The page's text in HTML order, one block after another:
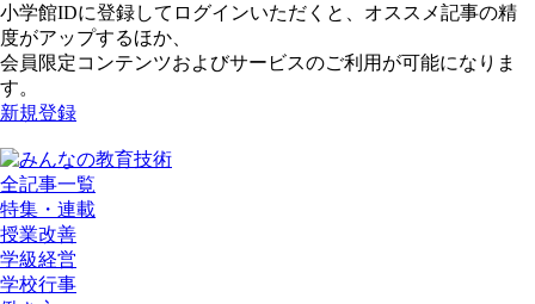
小学館IDに登録してログインいただくと、オススメ記事の精
度がアップするほか、
会員限定コンテンツおよびサービスのご利用が可能になりま
す。
新規登録
全記事一覧
特集・連載
授業改善
学級経営
学校行事